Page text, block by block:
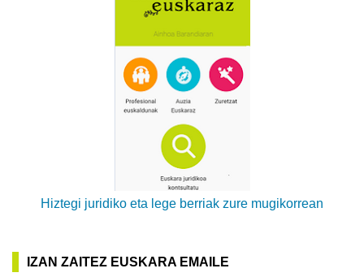
Hiztegi juridiko eta lege berriak zure mugikorrean
IZAN ZAITEZ EUSKARA EMAILE